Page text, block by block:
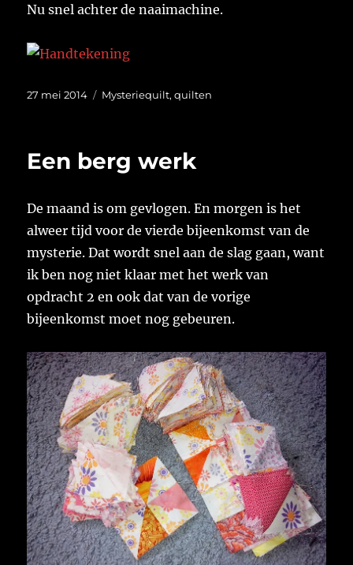
Nu snel achter de naaimachine.
Geplaatst
27 mei 2014 Categorieën
Mysteriequilt,quilten
Een berg werk
De maand is om gevlogen. En morgen is het
alweer tijd voor de vierde bijeenkomst van de
mysterie. Dat wordt snel aan de slag gaan, want
ik ben nog niet klaar met het werk van
opdracht 2 en ook dat van de vorige
bijeenkomst moet nog gebeuren.